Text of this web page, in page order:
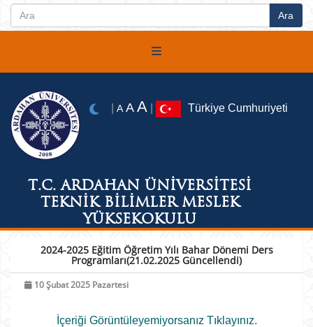
T.C. ARDAHAN ÜNİVERSİTESİ
TEKNİK BİLİMLER MESLEK
YÜKSEKOKULU
A A A Türkiye Cumhuriyeti
2024-2025 Eğitim Öğretim Yılı Bahar Dönemi Ders
Programları(21.02.2025 Güncellendi)
10 Şubat 2025 Pazartesi
İçeriği Görüntüleyemiyorsanız Tıklayınız.